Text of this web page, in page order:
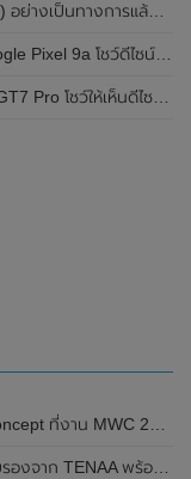
นทางการแล้วในอินเดีย
หลังแบนราบ ไม่มีกรอบของกล้องแล้ว
เผยรายละเอียดสเปกที่สำคัญบางส่วน
บระบายความร้อน Active CryoFlux
ตัวในวันที่ 25 เดือนกุมภาพันธ์ 2021 ที่ประเทศจีน